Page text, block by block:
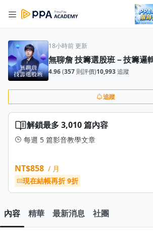
登入/註冊
🌞 PPA 避暑津貼．冷氣房升級｜
🥵 酷暑限時快閃｜單筆滿 NT$2,500 現折
2% 點數回饋！🚀 酷暑來襲．偷偷在冷氣
進修 限時開跑】◾單筆滿 NT$2,500 現
即日起 - 8/13（只有一週）-📣 酷暑季
無上限🔥購買任一課程 or 訂閱✅ 消費
$5,000 回饋 2% 點數🎁 此為 PPA 官方帳
入好友👉 享有「渠道專屬活動」及「個人
3 天前
18小時前 更新
無聊詹 技籌選股班－技籌邏
4.96(357 則評價)10,993追蹤
追蹤
解鎖最多 3,010 篇內容
每週 5 篇影音教學文章
• 打好技術分析與籌碼分析的理論基礎
• 理解實務的交易觀念與市場邏輯
• 學到更多技籌邏輯的心法與技法
誰適合這套專案
NT$858 / 月
現在結帳再折 9折
內容 精華 最新消息 社團
--:--
播放速度
1.25x
追蹤列表
返回播放器
清除全部